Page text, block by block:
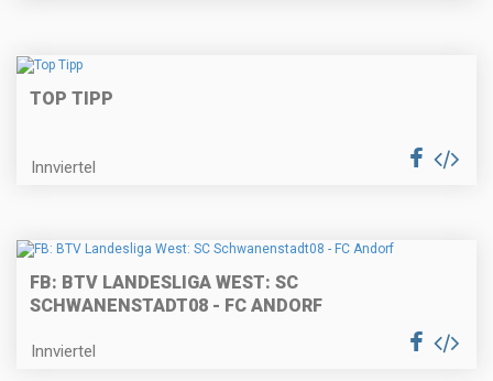
TOP TIPP
Innviertel
FB: BTV LANDESLIGA WEST: SC
SCHWANENSTADT08 - FC ANDORF
Innviertel